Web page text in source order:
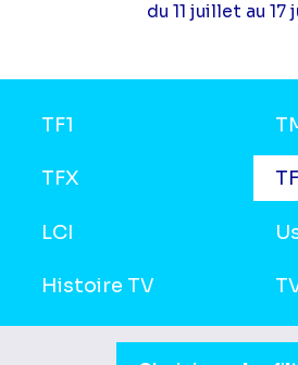
du 11 juillet au 17
TF1
TFX
LCI
Histoire TV